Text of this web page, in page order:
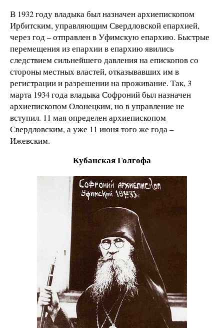
В 1932 году владыка был назначен архиепископом
Ирбитским, управляющим Свердловской епархией,
через год – отправлен в Уфимскую епархию. Быстрые
перемещения из епархии в епархию явились
следствием сильнейшего давления на епископов со
стороны местных властей, отказывавших им в
регистрации и разрешении на проживание. Так, 3
марта 1934 года владыка Софроний был назначен
архиепископом Олонецким, но в управление не
вступил. 11 мая определен архиепископом
Свердловским, а уже 11 июня того же года –
Ижевским.
Кубанская Голгофа